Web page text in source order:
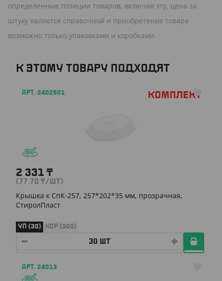
определенные позиции товаров, включая эту, цена за
штуку является справочной и приобретение товара
возможно только упаковками и коробками.
К ЭТОМУ ТОВАРУ ПОДХОДЯТ
АРТ. 2402501 Комплект
2 331 ₸
(77.70 ₸/ШТ)
Крышка к СпК-257, 257*202*35 мм, прозрачная,
СтиролПласт
УП (30) КОР (300)
АРТ. 24013